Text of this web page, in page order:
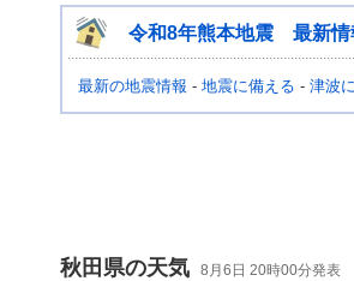
令和8年熊本地震 最新情
最新の地震情報 - 地震に備える - 津波
秋田県の天気 8月6日 20時00分発表